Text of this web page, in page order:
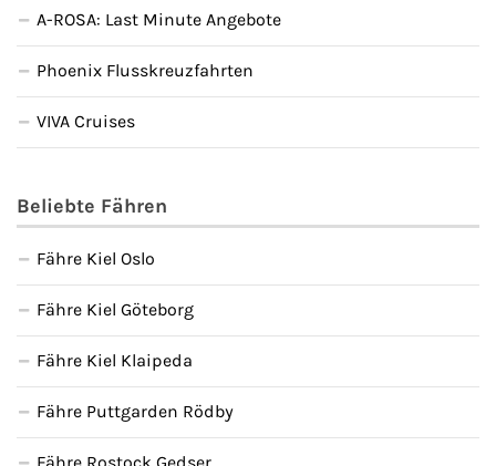
A-ROSA: Last Minute Angebote
Phoenix Flusskreuzfahrten
VIVA Cruises
Beliebte Fähren
Fähre Kiel Oslo
Fähre Kiel Göteborg
Fähre Kiel Klaipeda
Fähre Puttgarden Rödby